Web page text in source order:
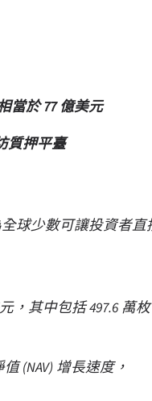
當於 77 億美元
質押平臺
全球少數可讓投資者
，其中包括 497.6 萬枚
(NAV) 增長速度，